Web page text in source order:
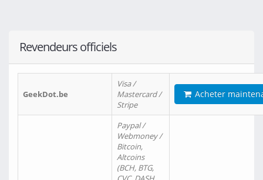
Revendeurs officiels
GeekDot.be
Visa /
Mastercard /
Stripe
Acheter
Paypal /
Webmoney /
Bitcoin,
Altcoins
(BCH, BTG,